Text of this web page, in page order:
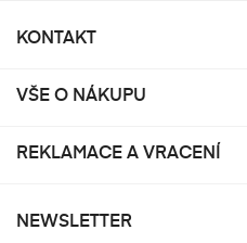
KONTAKT
VŠE O NÁKUPU
REKLAMACE A VRACENÍ
NEWSLETTER